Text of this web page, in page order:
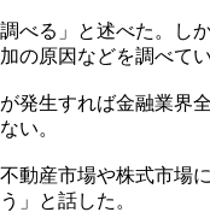
べる」と述べた。し
の原因などを調べてい
発生すれば金融業界
い。
動産市場や株式市場
」と話した。